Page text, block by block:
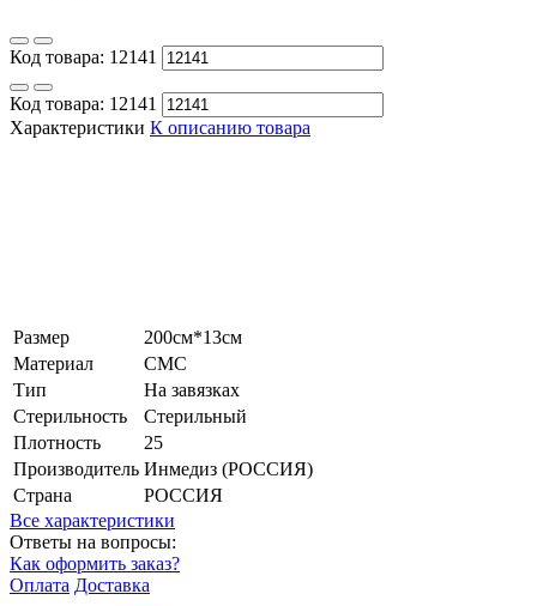
Код товара: 12141
Код товара: 12141
Характеристики К описанию товара
Размер
200см*13см
Материал
СМС
Тип
На завязках
Стерильность
Стерильный
Плотность
25
Производитель Инмедиз (РОССИЯ)
Страна
РОССИЯ
Все характеристики
Ответы на вопросы:
Как оформить заказ?
Оплата Доставка